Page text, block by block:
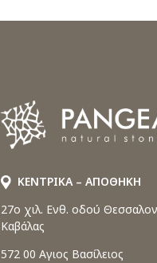
ΚΕΝΤΡΙΚΑ – ΑΠΟΘΗΚΗ
27o χιλ. Ενθ. οδού
Καβάλας
572 00 Αγιος Βασίλειος